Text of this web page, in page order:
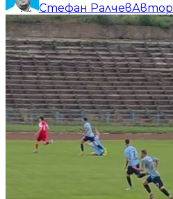
Стефан РалчевАвтор